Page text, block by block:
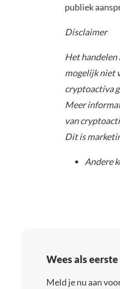
publiek
Disclaimer
Het handelen
mogelijk niet
cryptoactiva
Meer
van
Dit is
Andere
Wees als
Meld je nu aan